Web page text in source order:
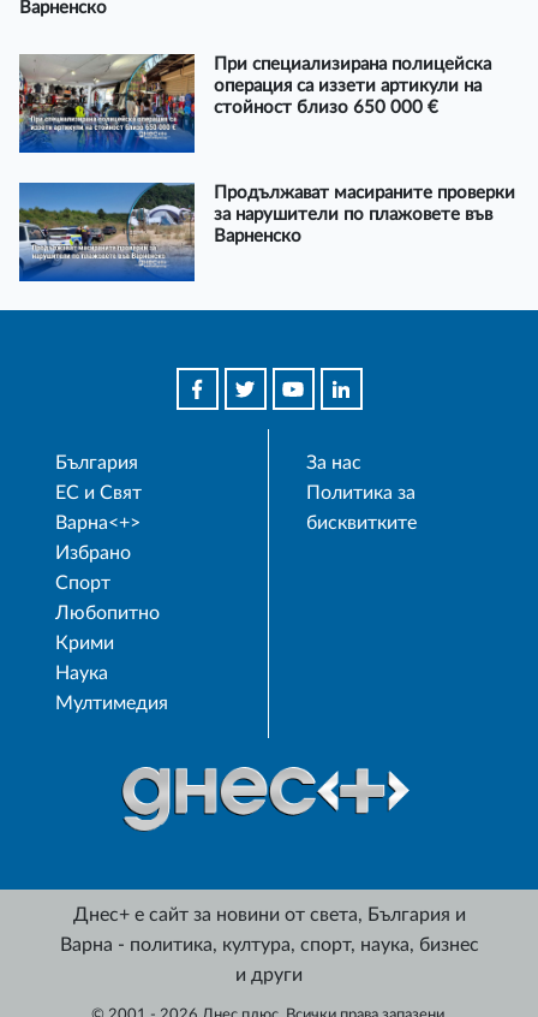
Варненско
При специализирана полицейска
операция са иззети артикули на
стойност близо 650 000 €
Продължават масираните проверки
за нарушители по плажовете във
Варненско
България
ЕС и Свят
Варна<+>
Избрано
Спорт
Любопитно
Крими
Наука
Мултимедия
За нас
Политика за
бисквитките
Днес+ е сайт за новини от света, България и
Варна - политика, култура, спорт, наука, бизнес
и други